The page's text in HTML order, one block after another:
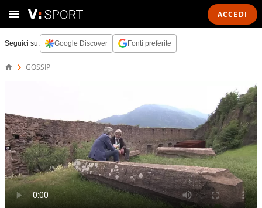
ACCEDI
Seguici su: Google Discover Fonti preferite
GOSSIP